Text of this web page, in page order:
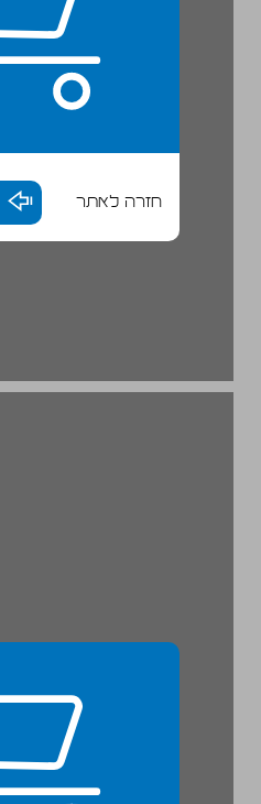
חזרה לאתר